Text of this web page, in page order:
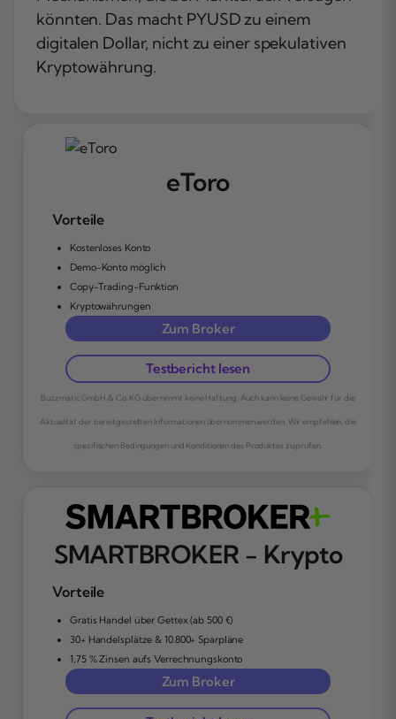
könnten. Das macht PYUSD zu einem
digitalen Dollar, nicht zu einer spekulativen
Kryptowährung.
eToro
Vorteile
Kostenloses Konto
Demo-Konto möglich
Copy-Trading-Funktion
Kryptowährungen
Zum Broker
Testbericht lesen
Buzzmatic GmbH & Co. KG übernimmt keine Haftung. Auch kann keine Gewähr für die
Aktualität der bereitgestellten Informationen übernommen werden. Wir empfehlen, die
spezifischen Bedingungen und Konditionen des Produktes zu prüfen.
SMARTBROKER - Krypto
Vorteile
Gratis Handel über Gettex (ab 500 €)
30+ Handelsplätze & 10.800+ Sparpläne
1,75 % Zinsen aufs Verrechnungskonto
Zum Broker